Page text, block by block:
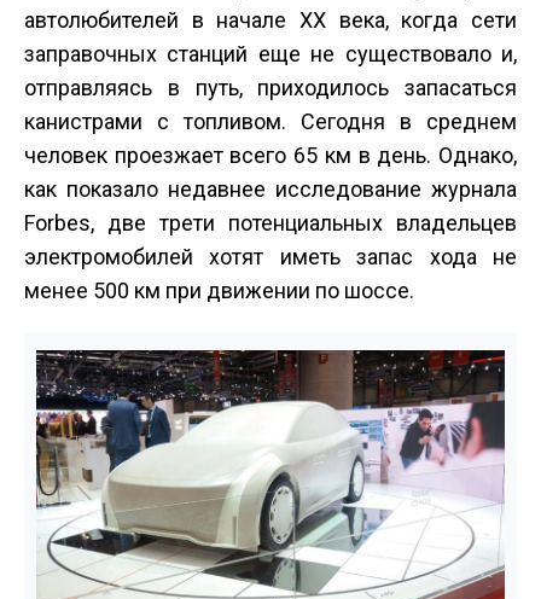
автолюбителей в начале XX века, когда сети
заправочных станций еще не существовало и,
отправляясь в путь, приходилось запасаться
канистрами с топливом. Сегодня в среднем
человек проезжает всего 65 км в день. Однако,
как показало недавнее исследование журнала
Forbes, две трети потенциальных владельцев
электромобилей хотят иметь запас хода не
менее 500 км при движении по шоссе.